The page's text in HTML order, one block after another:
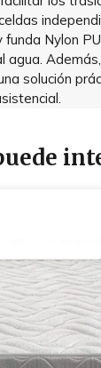
Nylon
agua.
solución